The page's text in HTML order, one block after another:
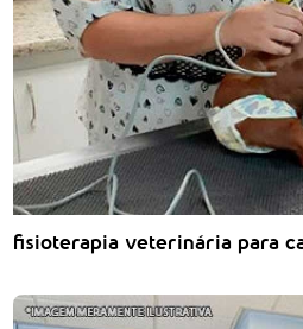
fisioterapia veterinária para